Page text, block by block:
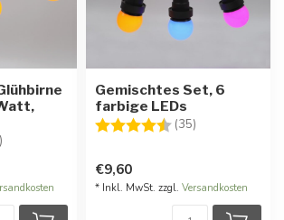
Gemischtes Set, 6
farbige LEDs
Bewertung:
(35)
€9,60
* Inkl. MwSt. zzgl. Versandkosten